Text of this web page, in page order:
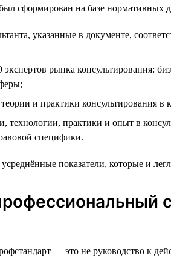
сформирован на базе нормативных
указанные в документе,
рынка консультирования:
и практики консультирования
технологии, практики и опыт в
специфики.
показатели, которые и
— это не руководство к